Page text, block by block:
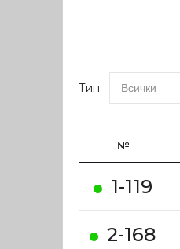
Тип:
№
1-119
2-168